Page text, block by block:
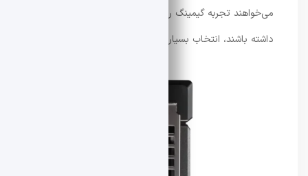
داشته باشند، انتخاب بسیار مناسبی است.